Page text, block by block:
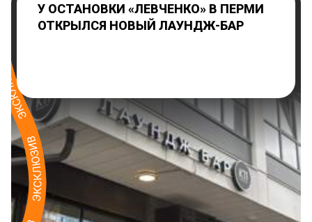
У ОСТАНОВКИ «ЛЕВЧЕНКО» В ПЕРМИ
ОТКРЫЛСЯ НОВЫЙ ЛАУНДЖ-БАР